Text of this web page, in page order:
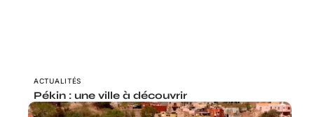
ACTUALITÉS
Pékin : une ville à découvrir